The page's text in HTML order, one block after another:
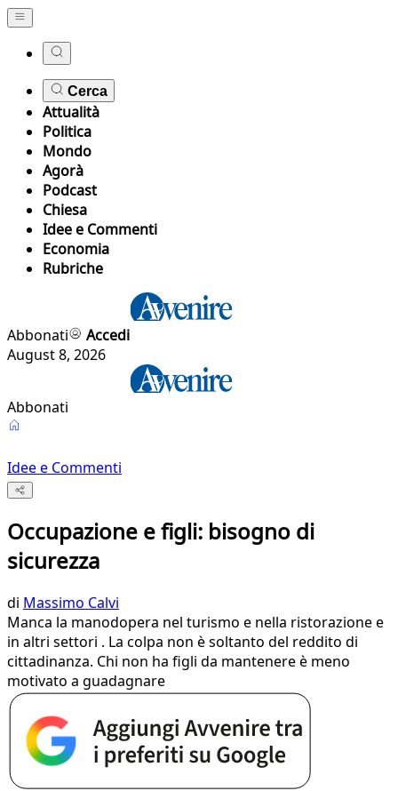
Cerca
Attualità
Politica
Mondo
Agorà
Podcast
Chiesa
Idee e Commenti
Economia
Rubriche
Abbonati
Accedi
August 8, 2026
Abbonati
Idee e Commenti
Occupazione e figli: bisogno di
sicurezza
di Massimo Calvi
Manca la manodopera nel turismo e nella ristorazione e
in altri settori . La colpa non è soltanto del reddito di
cittadinanza. Chi non ha figli da mantenere è meno
motivato a guadagnare